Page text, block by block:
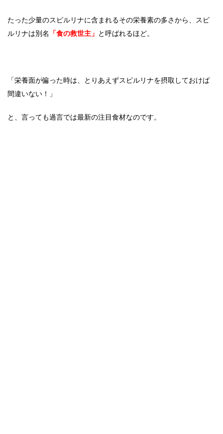
たった少量のスピルリナに含まれるその栄養素の多さから、スピ
ルリナは別名
「食の救世主」 と呼ばれるほど。
「栄養面が偏った時は、とりあえずスピルリナを摂取しておけば
間違いない！」
と、言っても過言では最新の注目食材なのです。